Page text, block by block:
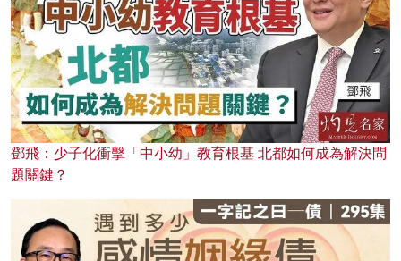
鄧飛：少子化衝擊「中小幼」教育根基 北都如何成為解決問
題關鍵？